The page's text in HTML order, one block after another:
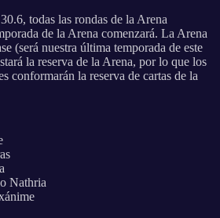
todas las rondas de la Arena
de la Arena comenzará. La Arena
(será nuestra última temporada de este
la reserva de la Arena, por lo que los
conformarán la reserva de cartas de la
Nathria